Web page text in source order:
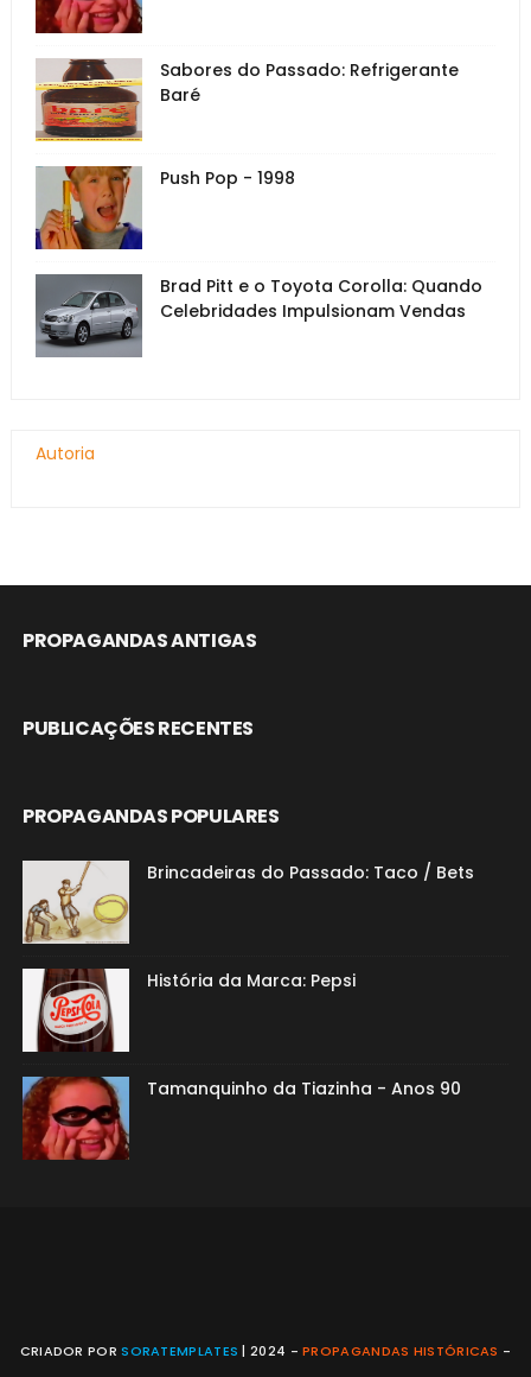
Sabores do Passado: Refrigerante
Baré
Push Pop - 1998
Brad Pitt e o Toyota Corolla: Quando
Celebridades Impulsionam Vendas
Autoria
PROPAGANDAS ANTIGAS
PUBLICAÇÕES RECENTES
PROPAGANDAS POPULARES
Brincadeiras do Passado: Taco / Bets
História da Marca: Pepsi
Tamanquinho da Tiazinha - Anos 90
CRIADOR PORSORATEMPLATES | 2024 -PROPAGANDAS HISTÓRICAS -